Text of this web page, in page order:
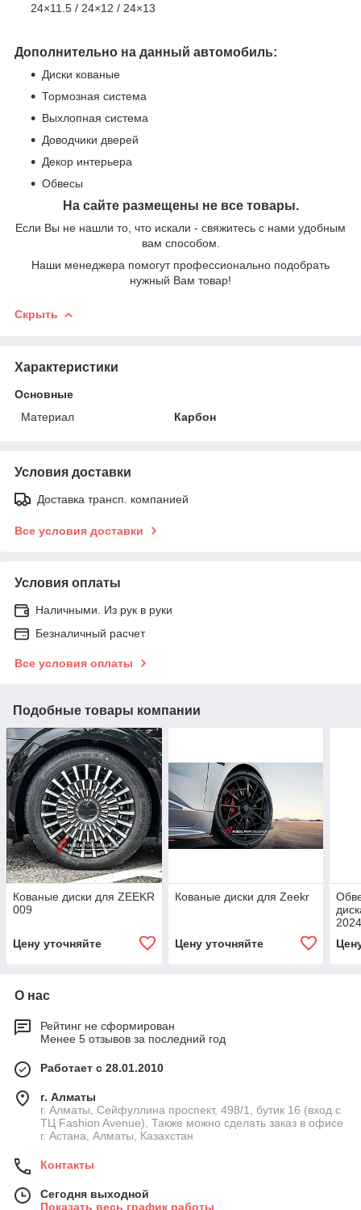
24×11.5 / 24×12 / 24×13
Дополнительно на данный автомобиль:
Диски кованые
Тормозная система
Выхлопная система
Доводчики дверей
Декор интерьера
Обвесы
На сайте размещены не все товары.
Если Вы не нашли то, что искали - свяжитесь с нами удобным
вам способом.
Наши менеджера помогут профессионально подобрать
нужный Вам товар!
Скрыть
Характеристики
Основные
Материал
Карбон
Условия доставки
Доставка трансп. компанией
Все условия доставки
Условия оплаты
Наличными. Из рук в руки
Безналичный расчет
Все условия оплаты
Подобные товары компании
Кованые диски для ZEEKR
009
Цену уточняйте
Кованые диски для Zeekr
Цену уточняйте
О нас
Рейтинг не сформирован
Менее 5 отзывов за последний год
Работает с 28.01.2010
г. Алматы
г. Алматы, Сейфуллина проспект, 498/1, бутик 16 (вход с
ТЦ Fashion Avenue), Также можно сделать заказ в офисе
г. Астана, Алматы, Казахстан
Контакты
Сегодня выходной
Показать весь график работы